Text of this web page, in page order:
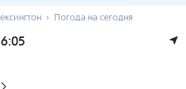
Погода на сегодня